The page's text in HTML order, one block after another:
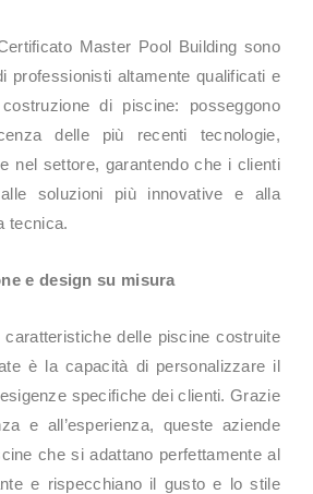
Master Pool Building sono
professionisti altamente qualificati e
di piscine: posseggono
delle più recenti tecnologie,
nel settore, garantendo che i clienti
soluzioni più innovative e alla
tecnica.
e design su misura
caratteristiche delle piscine costruite
è la capacità di personalizzare il
specifiche dei clienti. Grazie
e all’esperienza, queste aziende
che si adattano perfettamente al
e rispecchiano il gusto e lo stile